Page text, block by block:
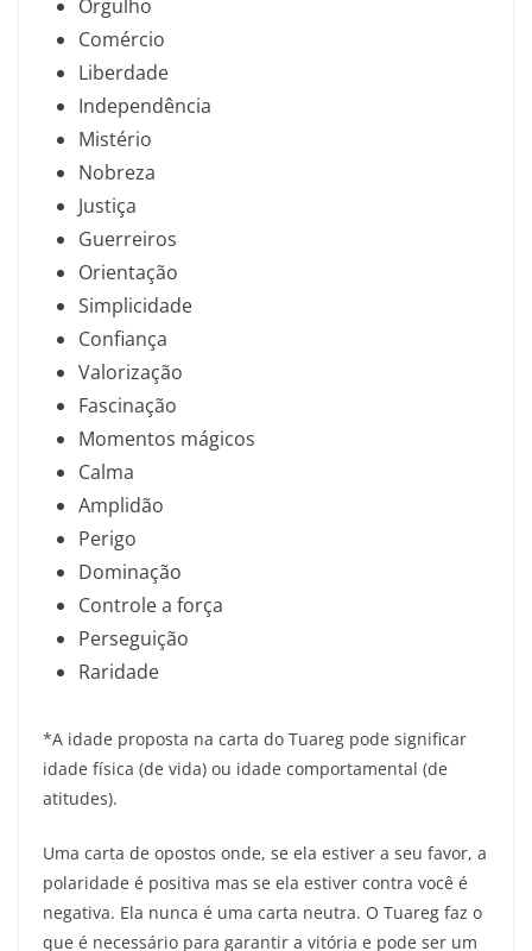
Orgulho
Comércio
Liberdade
Independência
Mistério
Nobreza
Justiça
Guerreiros
Orientação
Simplicidade
Confiança
Valorização
Fascinação
Momentos mágicos
Calma
Amplidão
Perigo
Dominação
Controle a força
Perseguição
Raridade
*A idade proposta na carta do Tuareg pode significar
idade física (de vida) ou idade comportamental (de
atitudes).
Uma carta de opostos onde, se ela estiver a seu favor, a
polaridade é positiva mas se ela estiver contra você é
negativa. Ela nunca é uma carta neutra. O Tuareg faz o
que é necessário para garantir a vitória e pode ser um